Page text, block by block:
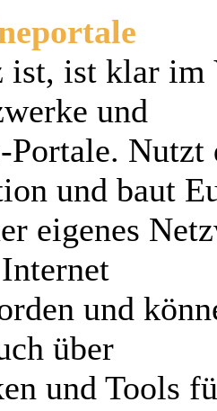
ist, ist klar im
und
Nutzt
und baut
eigenes
und
über
und Tools